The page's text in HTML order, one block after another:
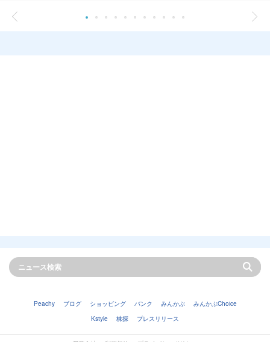
Peachy ブログ ショッピング バンク みんかぶ
みんかぶChoice
Kstyle
株探 プレスリリース